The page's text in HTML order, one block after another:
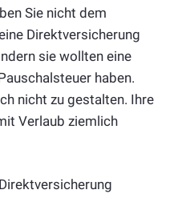
Sie nicht dem
Direktversicherung
sie wollten eine
haben.
nicht zu gestalten. Ihre
Verlaub ziemlich